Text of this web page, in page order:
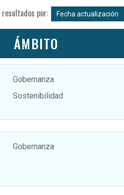
resultados por: Fecha actualización
ÁMBITO
Gobernanza
Sostenibilidad
Gobernanza